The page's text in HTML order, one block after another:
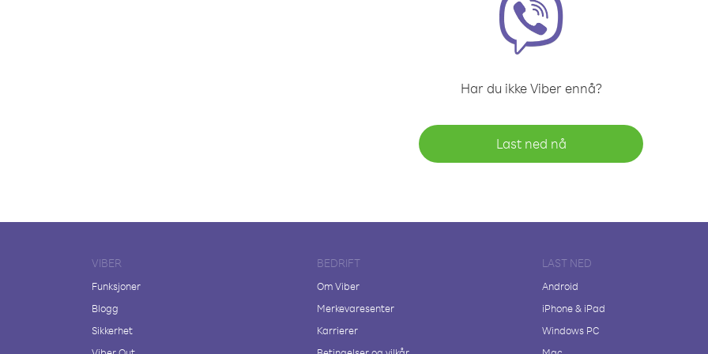
Har du ikke Viber ennå?
Last ned nå
VIBER
Funksjoner
Blogg
Sikkerhet
BEDRIFT
Om Viber
Merkevaresenter
Karrierer
LAST NED
Android
iPhone & iPad
Windows PC